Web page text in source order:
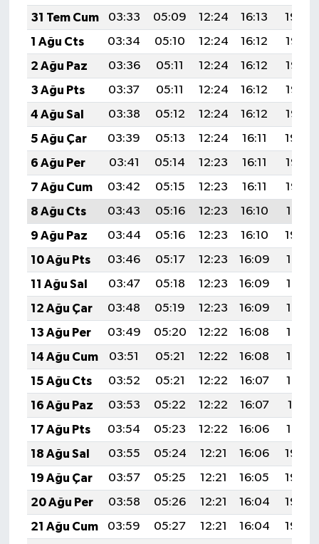
31 Tem Cum
03:33 05:09 12:24 16:13
19:29
1 Ağu Cts
03:34 05:10 12:24 16:12
19:28
2 Ağu Paz
03:36 05:11 12:24 16:12
19:27
3 Ağu Pts
03:37 05:11 12:24 16:12
19:26
4 Ağu Sal
03:38 05:12 12:24 16:12
19:25
5 Ağu Çar
03:39 05:13 12:24 16:11
19:24
6 Ağu Per
03:41 05:14 12:23 16:11
19:23
7 Ağu Cum
03:42 05:15 12:23 16:11
19:22
8 Ağu Cts
03:43 05:16 12:23 16:10
19:21
9 Ağu Paz
03:44 05:16 12:23 16:10
19:20
10 Ağu Pts
03:46 05:17 12:23 16:09
19:19
11 Ağu Sal
03:47 05:18 12:23 16:09
19:17
12 Ağu Çar
03:48 05:19 12:23 16:09
19:16
13 Ağu Per
03:49 05:20 12:22 16:08
19:15
14 Ağu Cum
03:51 05:21 12:22 16:08
19:14
15 Ağu Cts
03:52 05:21 12:22 16:07
19:13
16 Ağu Paz
03:53 05:22 12:22 16:07
19:11
17 Ağu Pts
03:54 05:23 12:22 16:06
19:10
18 Ağu Sal
03:55 05:24 12:21 16:06
19:09
19 Ağu Çar
03:57 05:25 12:21 16:05
19:08
20 Ağu Per
03:58 05:26 12:21 16:04
19:06
21 Ağu Cum
03:59 05:27 12:21 16:04 19:05